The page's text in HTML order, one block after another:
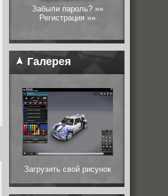
Забыли пароль? »»
Регистрация »»
Галерея
Загрузить свой рисунок